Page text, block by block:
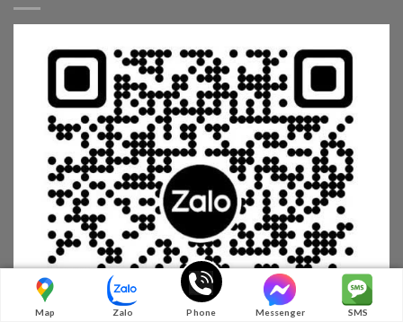
Map Zalo Phone Messenger SMS